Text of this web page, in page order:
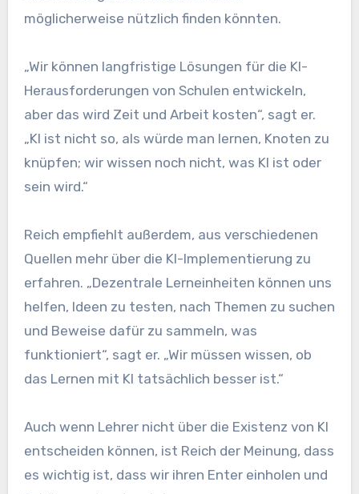
möglicherweise nützlich finden könnten.
„Wir können langfristige Lösungen für die KI-
Herausforderungen von Schulen entwickeln,
aber das wird Zeit und Arbeit kosten“, sagt er.
„KI ist nicht so, als würde man lernen, Knoten zu
knüpfen; wir wissen noch nicht, was KI ist oder
sein wird.“
Reich empfiehlt außerdem, aus verschiedenen
Quellen mehr über die KI-Implementierung zu
erfahren. „Dezentrale Lerneinheiten können uns
helfen, Ideen zu testen, nach Themen zu suchen
und Beweise dafür zu sammeln, was
funktioniert“, sagt er. „Wir müssen wissen, ob
das Lernen mit KI tatsächlich besser ist.“
Auch wenn Lehrer nicht über die Existenz von KI
entscheiden können, ist Reich der Meinung, dass
es wichtig ist, dass wir ihren Enter einholen und